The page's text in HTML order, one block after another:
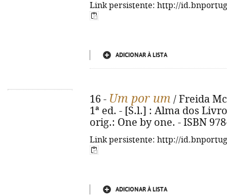
Link persistente: http://
ADICIONAR À LISTA
16 - Um por um / Freida
1ª ed. - [S.l.] : Alma dos
orig.: One by one. - ISBN
Link persistente: http://
ADICIONAR À LISTA